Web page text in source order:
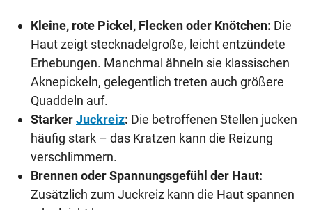
Kleine, rote Pickel, Flecken oder Knötchen: Die
Haut zeigt stecknadelgroße, leicht entzündete
Erhebungen. Manchmal ähneln sie klassischen
Aknepickeln, gelegentlich treten auch größere
Quaddeln auf.
StarkerJuckreiz: Die betroffenen Stellen jucken
häufig stark – das Kratzen kann die Reizung
verschlimmern.
Brennen oder Spannungsgefühl der Haut:
Zusätzlich zum Juckreiz kann die Haut spannen